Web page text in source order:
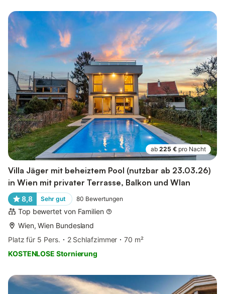
ab 225 € pro Nacht
Villa Jäger mit beheiztem Pool (nutzbar ab 23.03.26)
in Wien mit privater Terrasse, Balkon und Wlan
8,8 Sehr gut 80 Bewertungen
Top bewertet von Familien
Wien, Wien Bundesland
Platz für 5 Pers.
2 Schlafzimmer
70 m²
KOSTENLOSE Stornierung